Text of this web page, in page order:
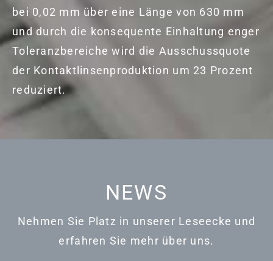
bei 0,02 mm über eine Länge von 630 mm
und durch die konsequente Einhaltung enger
Toleranzbereiche wird die Ausschussquote
der Kontaktlinsenproduktion um 23 Prozent
reduziert.
NEWS
Nehmen Sie Platz in unserer Leseecke und
erfahren Sie mehr über uns.